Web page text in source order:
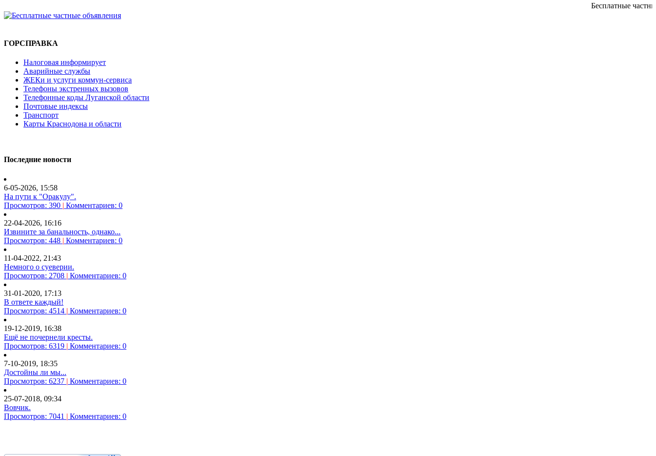
Бесплатные
ГОРСПРАВКА
Налоговая информирует
Аварийные службы
ЖЕКи и услуги коммун-сервиса
Телефоны экстренных вызовов
Телефонные коды Луганской области
Почтовые индексы
Транспорт
Карты Краснодона и области
Последние новости
6-05-2026, 15:58
На пути к "Оракулу".
Просмотров: 390 | Комментариев: 0
22-04-2026, 16:16
Извините за банальность, однако...
Просмотров: 448 | Комментариев: 0
11-04-2022, 21:43
Немного о суеверии.
Просмотров: 2708 | Комментариев: 0
31-01-2020, 17:13
В ответе каждый!
Просмотров: 4514 | Комментариев: 0
19-12-2019, 16:38
Ещё не почернели кресты.
Просмотров: 6319 | Комментариев: 0
7-10-2019, 18:35
Достойны ли мы...
Просмотров: 6237 | Комментариев: 0
25-07-2018, 09:34
Вовчик.
Просмотров: 7041 | Комментариев: 0